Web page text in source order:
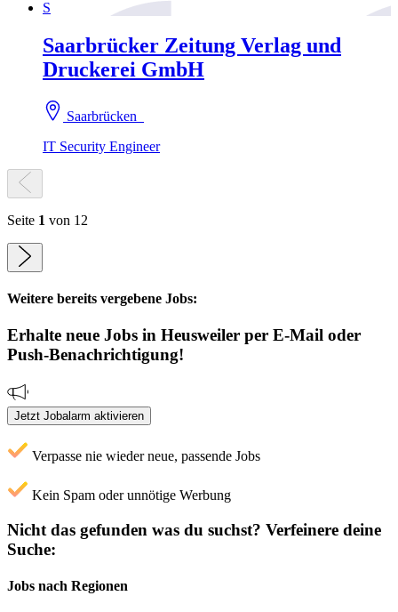
S
Saarbrücker Zeitung Verlag und
Druckerei GmbH
Saarbrücken
IT Security Engineer
Seite 1 von 12
Weitere bereits vergebene Jobs:
Erhalte neue Jobs in Heusweiler per E-Mail oder
Push-Benachrichtigung!
Jetzt Jobalarm aktivieren
Verpasse nie wieder neue, passende Jobs
Kein Spam oder unnötige Werbung
Nicht das gefunden was du suchst? Verfeinere deine
Suche:
Jobs nach Regionen